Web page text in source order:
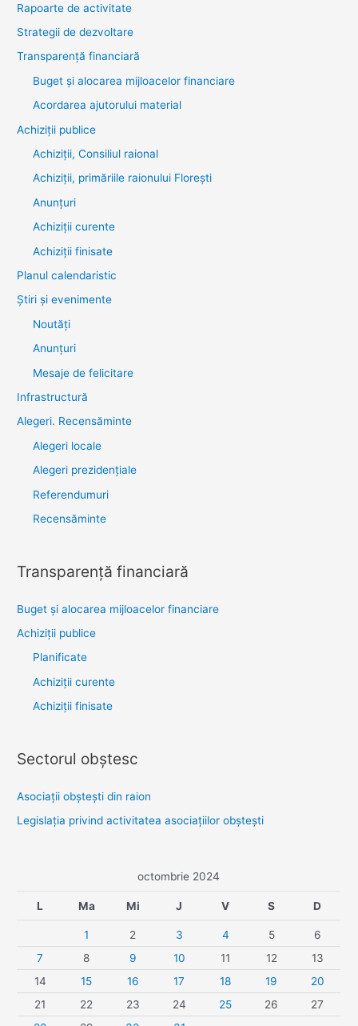
Rapoarte de activitate
Strategii de dezvoltare
Transparenţă financiară
Buget și alocarea mijloacelor financiare
Acordarea ajutorului material
Achiziţii publice
Achiziții, Consiliul raional
Achiziții, primăriile raionului Florești
Anunțuri
Achiziții curente
Achiziții finisate
Planul calendaristic
Știri şi evenimente
Noutăţi
Anunţuri
Mesaje de felicitare
Infrastructură
Alegeri. Recensăminte
Alegeri locale
Alegeri prezidențiale
Referendumuri
Recensăminte
Transparenţă financiară
Buget și alocarea mijloacelor financiare
Achiziţii publice
Planificate
Achiziții curente
Achiziții finisate
Sectorul obştesc
Asociaţii obşteşti din raion
Legislaţia privind activitatea asociaţiilor obşteşti
octombrie 2024
L Ma Mi J V S D
1 2 3 4 5
6
7
8 9 10 11 12
13
14
15 16 17 18 19
20
21
22 23 24 25 26
27